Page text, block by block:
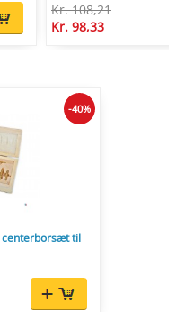
Kr. 108,21
Kr. 98,33
centerborsæt til
-40%